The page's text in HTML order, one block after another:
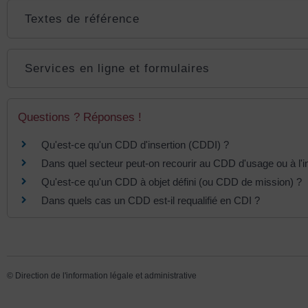
Textes de référence
Services en ligne et formulaires
Questions ? Réponses !
Qu'est-ce qu'un CDD d'insertion (CDDI) ?
Dans quel secteur peut-on recourir au CDD d'usage ou à
Qu'est-ce qu'un CDD à objet défini (ou CDD de mission) ?
Dans quels cas un CDD est-il requalifié en CDI ?
© Direction de l'information légale et administrative